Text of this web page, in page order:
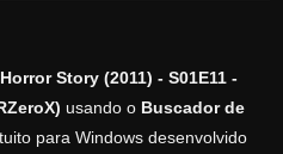
Story (2011) - S01E11 -
usando o Buscador de
para Windows desenvolvido